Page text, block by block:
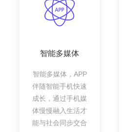
智能多媒体
智能多媒体，APP
伴随智能手机快速
成长，通过手机媒
体慢慢融入生活才
能与社会同步交合